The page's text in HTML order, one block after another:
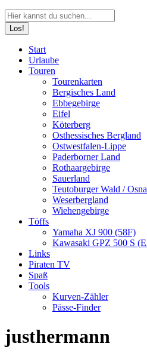
Search:
page
opens
page
opens
page
opens
Start
Urlaube
Touren
Tourenkarten
Bergisches Land
Ebbegebirge
Eifel
Köterberg
Osthessisches Bergland
Ostwestfalen-Lippe
Paderborner Land
Rothaargebirge
Sauerland
Teutoburger Wald /
Weserbergland
Wiehengebirge
Töffs
Yamaha XJ 900 (58F)
Kawasaki GPZ 500 S
Links
Piraten TV
Spaß
Tools
Kurven-Zähler
Pässe-Finder
justhermann